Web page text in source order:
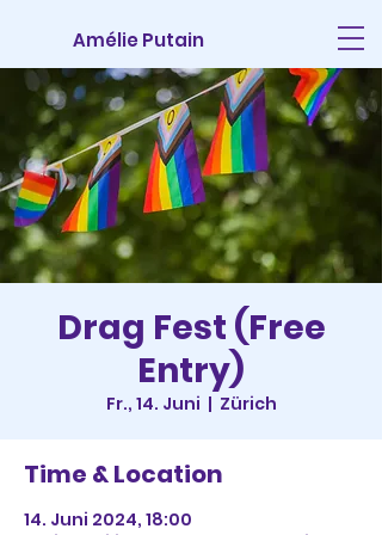
Amélie Putain
Drag Fest (Free
Entry)
Fr., 14. Juni
  |
Zürich
Time & Location
14. Juni 2024, 18:00